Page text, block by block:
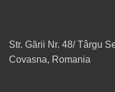
Str. Gării Nr. 48/ Târgu
Covasna, Romania